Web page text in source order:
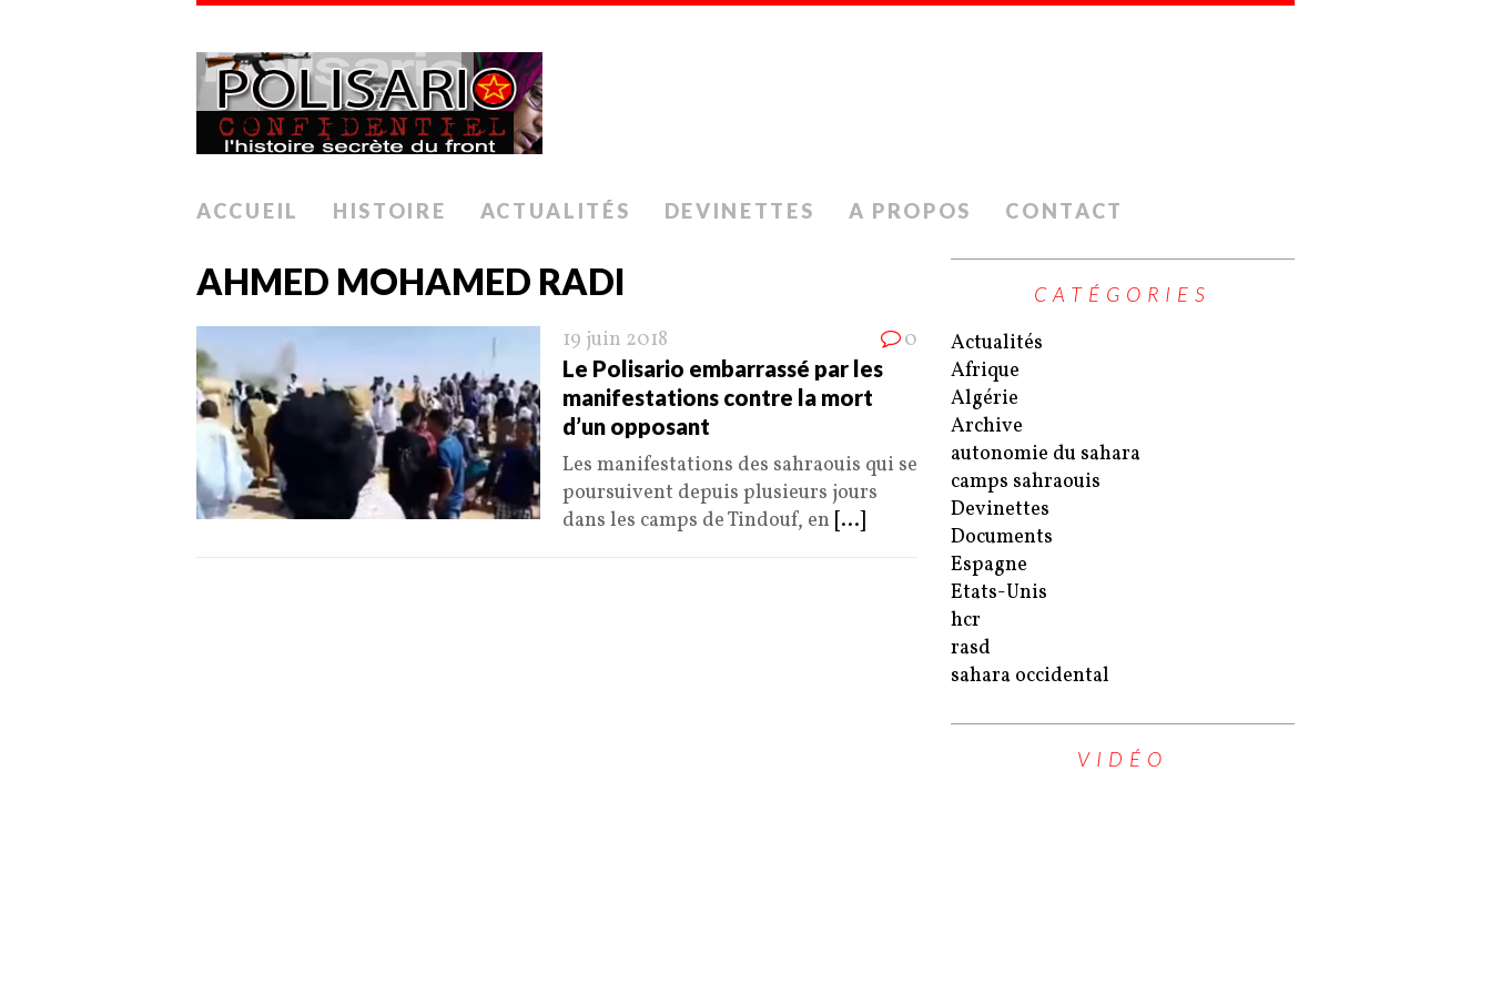
ACCUEIL HISTOIRE ACTUALITÉS DEVINETTES A PROPOS CONTACT
AHMED MOHAMED RADI
19 juin 2018 0
Le Polisario embarrassé par les
manifestations contre la mort
d’un opposant
Les manifestations des sahraouis qui se
poursuivent depuis plusieurs jours
dans les camps de Tindouf, en [...]
CATÉGORIES
Actualités
Afrique
Algérie
Archive
autonomie du sahara
camps sahraouis
Devinettes
Documents
Espagne
Etats-Unis
hcr
rasd
sahara occidental
VIDÉO